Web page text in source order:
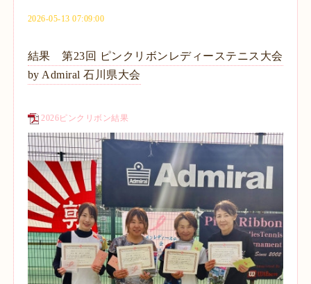
2026-05-13 07:09:00
結果 第23回 ピンクリボンレディーステニス大会
by Admiral 石川県大会
2026ピンクリボン結果